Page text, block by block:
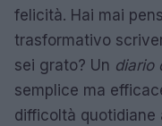
felicità. Hai mai
trasformativo
sei grato? Un diario
semplice ma
difficoltà